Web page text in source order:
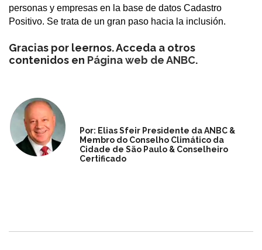
personas y empresas en la base de datos Cadastro
Positivo. Se trata de un gran paso hacia la inclusión.
Gracias por leernos. Acceda a otros
contenidos en Página web de ANBC.
Por: Elias Sfeir Presidente da ANBC &
Membro do Conselho Climático da
Cidade de São Paulo & Conselheiro
Certificado